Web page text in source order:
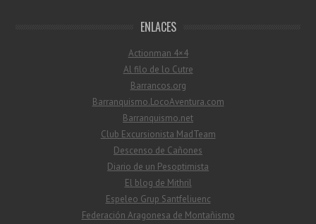
ENLACES
Actionman 4×4
Al filo de lo Cutre
Barrancos.org
Barranquismo.LocoAventura.com
Barranquismo.net
Club Excursionista MadTeam
Descenso de Cañones
Diario de un Pesoptimista
El blog de Mithril
Espeleo Grup Santfeliuenc
Federación Aragonesa de Montañismo